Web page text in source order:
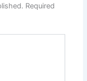
Required